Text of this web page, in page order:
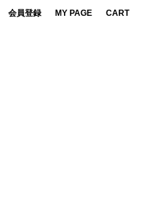
CART
MY PAGE
会員登録